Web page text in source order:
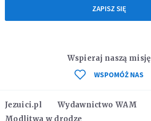
ZAPISZ SIĘ
Jezuici.pl Wydawnictwo WAM
Modlitwa w drodze
Wspieraj naszą misję
WSPOMÓŻ NAS